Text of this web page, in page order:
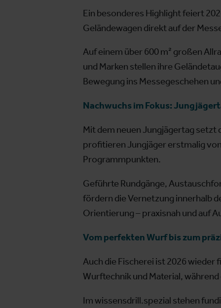
Ein besonderes Highlight feiert
Geländewagen direkt auf der
Auf einem über 600 m² großen
und Marken stellen ihre
Bewegung ins Messegeschehen
Nachwuchs im Fokus:
Mit dem neuen Jungjägertag setzt
profitieren Jungjäger erstmalig
Programmpunkten.
Geführte Rundgänge,
fördern die Vernetzung innerhalb
Orientierung – praxisnah und auf
Vom perfekten Wurf bis zum
Auch die Fischerei ist 2026 wieder
Wurftechnik und Material,
Im wissensdrill.spezial stehen